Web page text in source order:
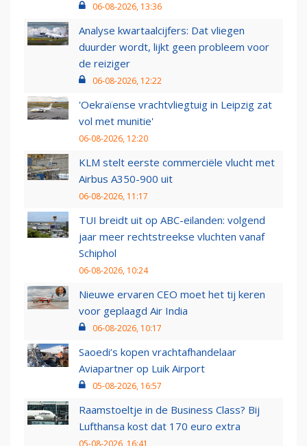
06-08-2026, 13:36
Analyse kwartaalcijfers: Dat vliegen
duurder wordt, lijkt geen probleem voor
de reiziger
06-08-2026, 12:22
'Oekraïense vrachtvliegtuig in Leipzig zat
vol met munitie'
06-08-2026, 12:20
KLM stelt eerste commerciële vlucht met
Airbus A350-900 uit
06-08-2026, 11:17
TUI breidt uit op ABC-eilanden: volgend
jaar meer rechtstreekse vluchten vanaf
Schiphol
06-08-2026, 10:24
Nieuwe ervaren CEO moet het tij keren
voor geplaagd Air India
06-08-2026, 10:17
Saoedi’s kopen vrachtafhandelaar
Aviapartner op Luik Airport
05-08-2026, 16:57
Raamstoeltje in de Business Class? Bij
Lufthansa kost dat 170 euro extra
05-08-2026, 16:41